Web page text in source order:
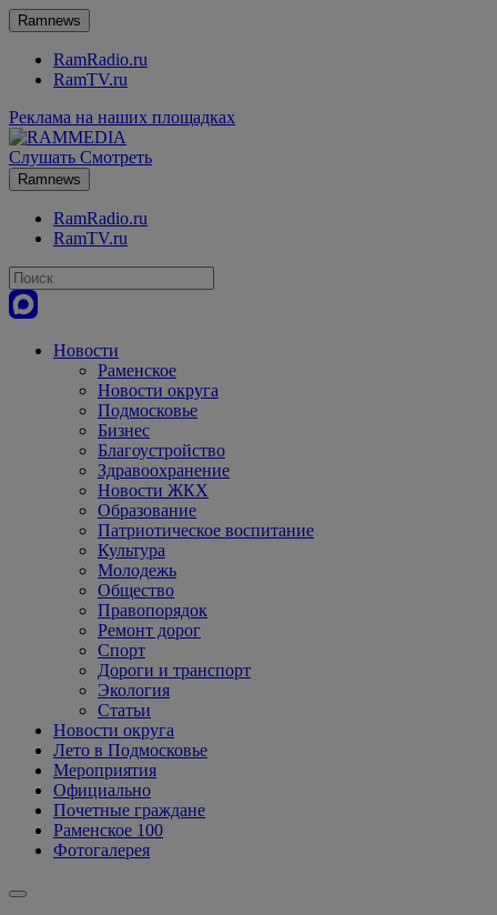
Ramnews
RamRadio.ru
RamTV.ru
Реклама на наших площадках
Слушать Смотреть
Ramnews
RamRadio.ru
RamTV.ru
Новости
Раменское
Новости округа
Подмосковье
Бизнес
Благоустройство
Здравоохранение
Новости ЖКХ
Образование
Патриотическое воспитание
Культура
Молодежь
Общество
Правопорядок
Ремонт дорог
Спорт
Дороги и транспорт
Экология
Статьи
Новости округа
Лето в Подмосковье
Мероприятия
Официально
Почетные граждане
Раменское 100
Фотогалерея